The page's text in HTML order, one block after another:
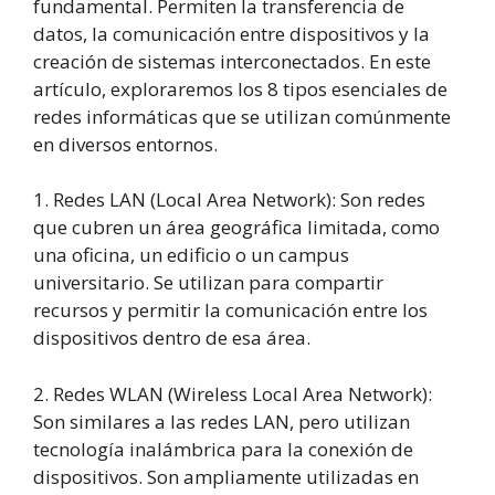
fundamental. Permiten la transferencia de
datos, la comunicación entre dispositivos y la
creación de sistemas interconectados. En este
artículo, exploraremos los 8 tipos esenciales de
redes informáticas que se utilizan comúnmente
en diversos entornos.
1. Redes LAN (Local Area Network): Son redes
que cubren un área geográfica limitada, como
una oficina, un edificio o un campus
universitario. Se utilizan para compartir
recursos y permitir la comunicación entre los
dispositivos dentro de esa área.
2. Redes WLAN (Wireless Local Area Network):
Son similares a las redes LAN, pero utilizan
tecnología inalámbrica para la conexión de
dispositivos. Son ampliamente utilizadas en